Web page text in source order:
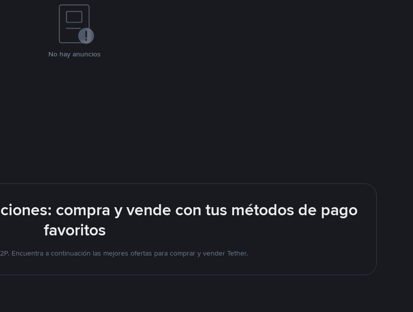
No hay anuncios
compra y vende con tus métodos de pago
favoritos
Encuentra a continuación las mejores ofertas para comprar y vender Tether.